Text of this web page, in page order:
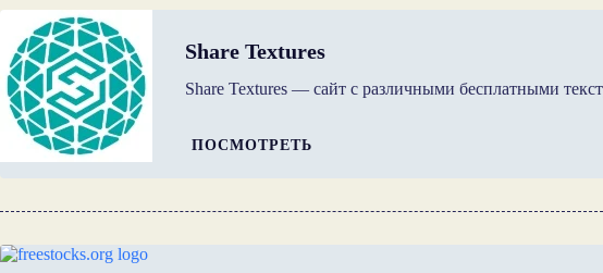
Share Textures
Share Textures — сайт с различными бесплатными
ПОСМОТРЕТЬ